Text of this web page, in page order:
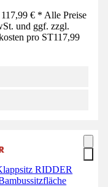
€ * Alle Preise
und ggf. zzgl.
pro ST117,99
RIDDER